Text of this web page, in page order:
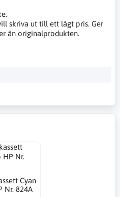
skriva ut till ett lågt pris. Ger
än originalprodukten.
Cyan
Nr. 824A